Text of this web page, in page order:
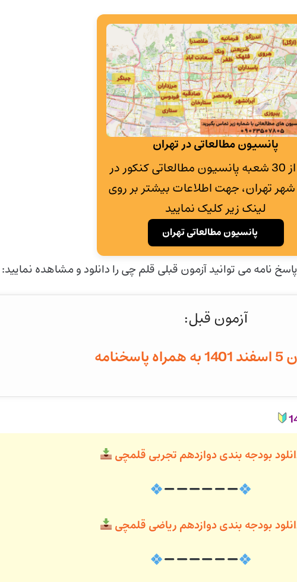
پانسیون مطالعاتی در تهران
بیش از 30 شعبه پانسیون مطالعاتی کنکور در
تهران، جهت اطلاعات بیشتر بر روی
لینک زیر کلیک نمایید
پانسیون مطالعاتی تهران
نامه می توانید آزمون قبلی قلم چی را دانلود و مشاهده نمایید:
آزمون قبل:
بودجه بندی دوازدهم تجربی قلمچی
بودجه بندی دوازدهم ریاضی قلمچی